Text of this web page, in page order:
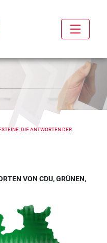
DIE ANTWORTEN DER
VON CDU, GRÜNEN,